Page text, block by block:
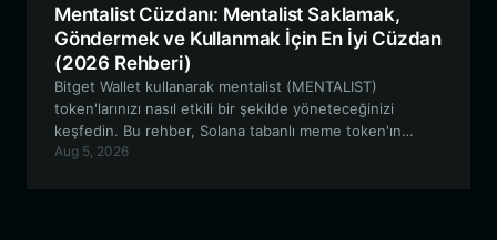
Mentalist Cüzdanı: Mentalist Saklamak,
Göndermek ve Kullanmak İçin En İyi Cüzdan
(2026 Rehberi)
Bitget Wallet kullanarak mentalist (MENTALIST)
token'larınızı nasıl etkili bir şekilde yöneteceğinizi
keşfedin. Bu rehber, Solana tabanlı meme token'ın
benzersiz özelliklerini inceliyor ve güvenli varlık
Aug 5, 2026